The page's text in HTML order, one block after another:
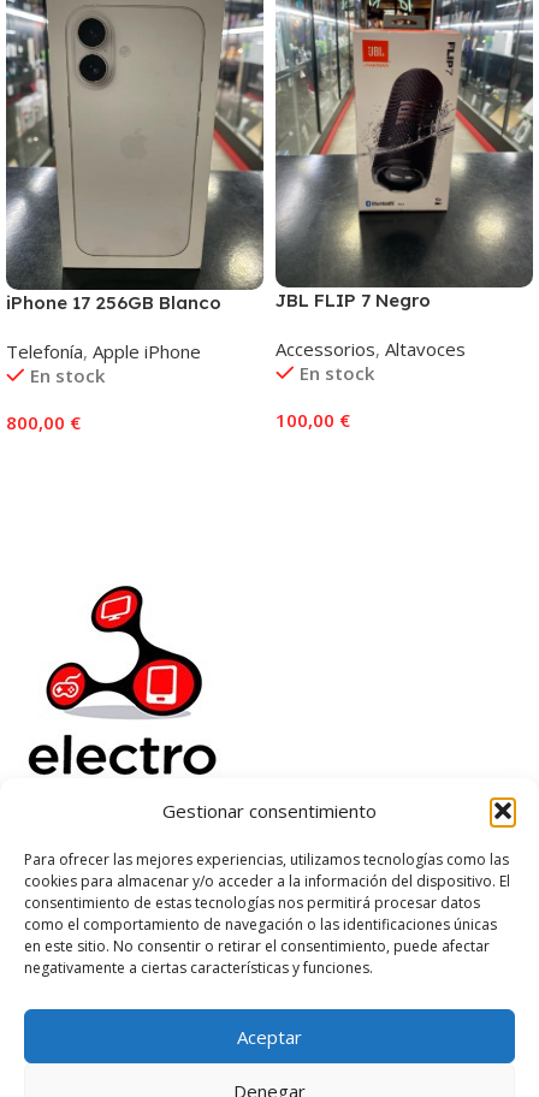
Gestionar consentimiento
Para ofrecer las mejores experiencias, utilizamos tecnologías como las
cookies para almacenar y/o acceder a la información del dispositivo. El
consentimiento de estas tecnologías nos permitirá procesar datos
como el comportamiento de navegación o las identificaciones únicas
en este sitio. No consentir o retirar el consentimiento, puede afectar
negativamente a ciertas características y funciones.
Aceptar
Denegar
iPhone 17 256GB Blanco
Telefonía, Apple iPhone
En stock
800,00 €
JBL FLIP 7 Negro
Accessorios, Altavoces
En stock
100,00 €
Electrorenover
Ayuda
Legal
Suscribete